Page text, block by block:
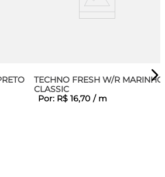
TECHNO FRESH W/R MARINHO
CLASSIC
Por: R$ 16,70 / m